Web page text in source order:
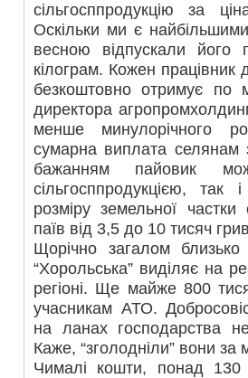
сільгосппродукцію за
Оскільки ми є
весною відпускали
кілограм. Кожен працівник
безкоштовно отримує по
директора
менше минулорічного
сумарна виплата селянам
бажанням пайовик
сільгосппродукцією,
розміру земельної
паїв від 3,5 до 10 тисяч
Щорічно загалом
“Хорольська” виділяє на
регіоні. Ще майже 800
учасникам АТО.
на ланах господарства
Каже, “зголодніли” вони
Чималі кошти, понад 130